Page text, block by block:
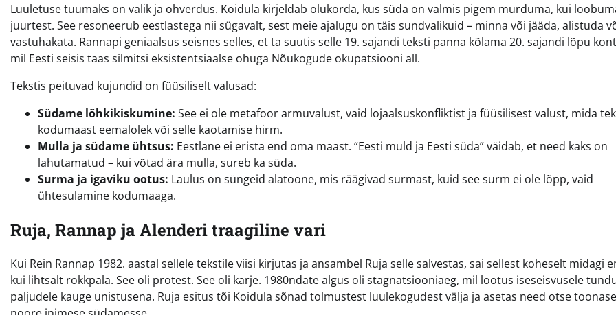
Luuletuse tuumaks on valik ja ohverdus. Koidula kirjeldab olukorda, kus süda on valmis pigem murduma, kui
juurtest. See resoneerub eestlastega nii sügavalt, sest meie ajalugu on täis sundvalikuid – minna või jääda, alistuda
vastuhakata. Rannapi geniaalsus seisnes selles, et ta suutis selle 19. sajandi teksti panna kõlama 20. sajandi lõpu
mil Eesti seisis taas silmitsi eksistentsiaalse ohuga Nõukogude okupatsiooni all.
Tekstis peituvad kujundid on füüsiliselt valusad:
Südame lõhkikiskumine: See ei ole metafoor armuvalust, vaid lojaalsuskonfliktist ja füüsilisest valust, mida
kodumaast eemalolek või selle kaotamise hirm.
Mulla ja südame ühtsus: Eestlane ei erista end oma maast. “Eesti muld ja Eesti süda” väidab, et need kaks on
lahutamatud – kui võtad ära mulla, sureb ka süda.
Surma ja igaviku ootus: Laulus on süngeid alatoone, mis räägivad surmast, kuid see surm ei ole lõpp, vaid
ühtesulamine kodumaaga.
Ruja, Rannap ja Alenderi traagiline vari
Kui Rein Rannap 1982. aastal sellele tekstile viisi kirjutas ja ansambel Ruja selle salvestas, sai sellest koheselt midagi
kui lihtsalt rokkpala. See oli protest. See oli karje. 1980ndate algus oli stagnatsiooniaeg, mil lootus iseseisvusele
paljudele kauge unistusena. Ruja esitus tõi Koidula sõnad tolmustest luulekogudest välja ja asetas need otse toonase